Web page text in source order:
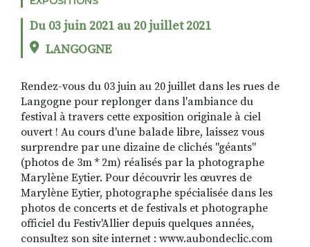
ROSÉE DE MAI
RECHERCHER
S'ABONNER
S'INSCRIRE À LA NEWSLETTER
FACEBOOKINSTAGRAMLINKEDINYOUTUBE
Du 03 juin 2021 au 20 juillet 2021
LANGOGNE
Rendez-vous du 03 juin au 20 juillet dans les rues de
Langogne pour replonger dans l'ambiance du
festival à travers cette exposition originale à ciel
ouvert ! Au cours d'une balade libre, laissez vous
surprendre par une dizaine de clichés "géants"
(photos de 3m * 2m) réalisés par la photographe
Marylène Eytier. Pour découvrir les œuvres de
Marylène Eytier, photographe spécialisée dans les
photos de concerts et de festivals et photographe
officiel du Festiv'Allier depuis quelques années,
consultez son site internet : www.aubondeclic.com